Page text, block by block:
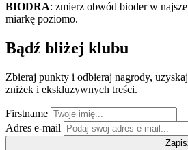
BIODRA: zmierz obwód bioder w
miarkę poziomo.
Bądź bliżej klubu
Zbieraj punkty i odbieraj nagrody,
zniżek i ekskluzywnych treści.
Firstname
Adres e-mail